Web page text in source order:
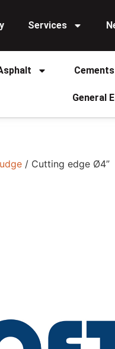
Services
Cements
General
/ Cutting edge Ø4”